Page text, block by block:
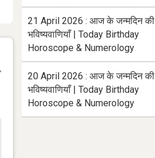
21 April 2026 : आज के जन्मदिन की
भविष्यवाणियाँ | Today Birthday
Horoscope & Numerology
20 April 2026 : आज के जन्मदिन की
भविष्यवाणियाँ | Today Birthday
Horoscope & Numerology